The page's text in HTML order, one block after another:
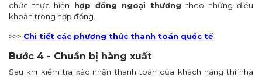
chức thực hiện hợp đồng ngoại thương theo những điều
khoản trong hợp đồng.
>>> Chi tiết các phương thức thanh toán quốc tế
Bước 4 - Chuẩn bị hàng xuất
Sau khi kiểm tra xác nhận thanh toán của khách hàng thì nhà